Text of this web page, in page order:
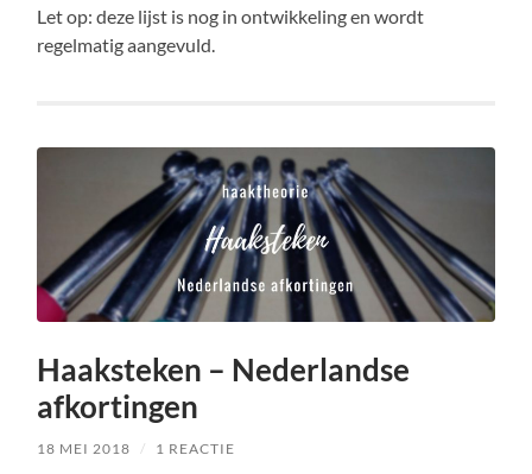
Let op: deze lijst is nog in ontwikkeling en wordt
regelmatig aangevuld.
Haaksteken – Nederlandse
afkortingen
18 MEI 2018 / 1 REACTIE